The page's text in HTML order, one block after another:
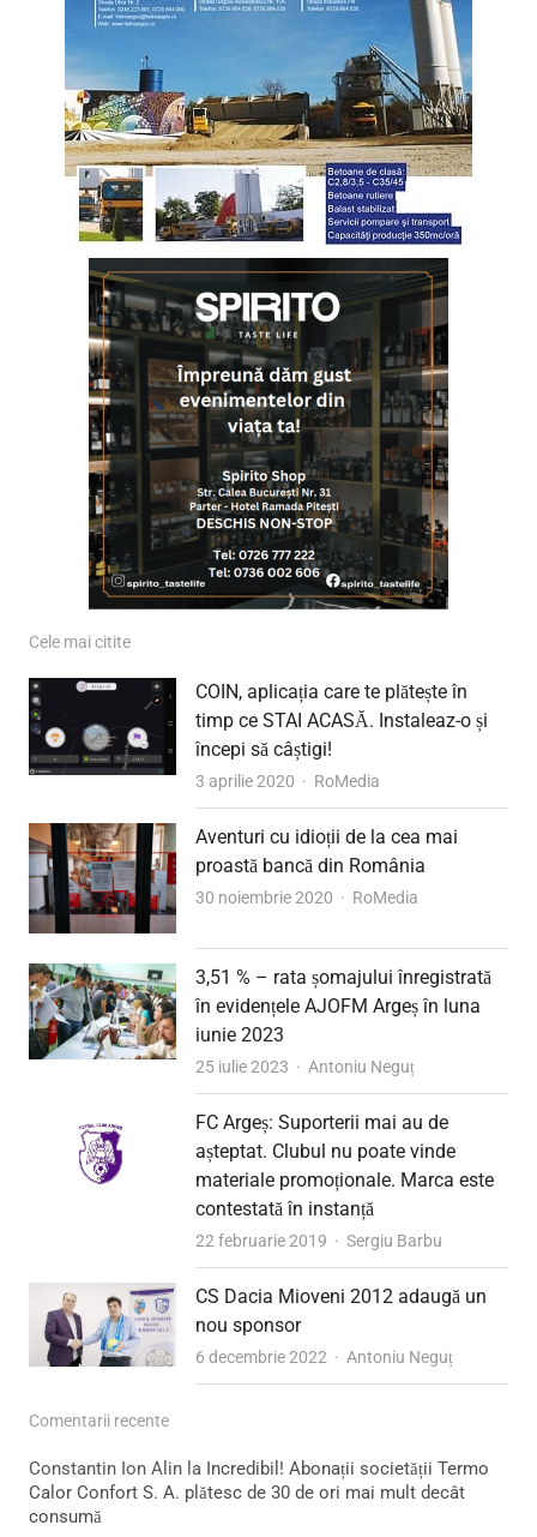
Cele mai citite
COIN, aplicația care te plătește în
timp ce STAI ACASĂ. Instaleaz-o și
începi să câștigi!
3 aprilie 2020 Author
RoMedia
Aventuri cu idioții de la cea mai
proastă bancă din România
30 noiembrie 2020 Author
RoMedia
3,51 % – rata șomajului înregistrată
în evidențele AJOFM Argeș în luna
iunie 2023
25 iulie 2023 Author
Antoniu Neguț
FC Argeș: Suporterii mai au de
așteptat. Clubul nu poate vinde
materiale promoționale. Marca este
contestată în instanță
22 februarie 2019 Author
Sergiu Barbu
CS Dacia Mioveni 2012 adaugă un
nou sponsor
6 decembrie 2022 Author
Antoniu Neguț
Comentarii recente
Constantin Ion Alin la Incredibil! Abonații societății Termo
Calor Confort S. A. plătesc de 30 de ori mai mult decât
consumă